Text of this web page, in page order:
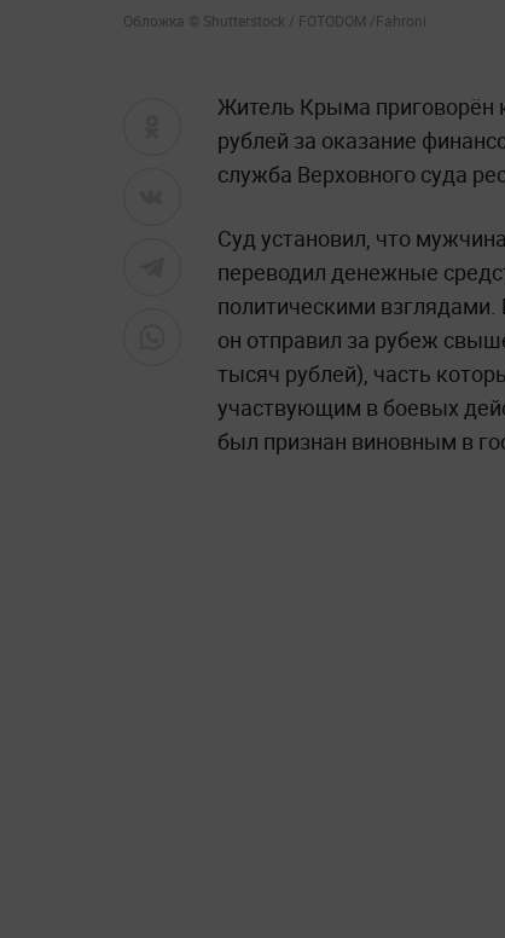
Обложка © Shutterstock / FOTODOM /Fahroni
Житель Крыма приговорён
рублей за оказание
служба Верховного суда
Суд установил, что
переводил денежные
политическими взглядами.
он отправил за рубеж
тысяч рублей), часть
участвующим в боевых
был признан виновным в